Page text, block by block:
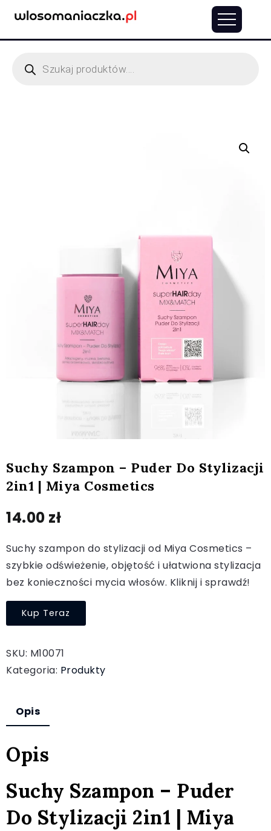
Suchy Szampon – Puder Do Stylizacji
2in1 | Miya Cosmetics
14.00 zł
Suchy szampon do stylizacji od Miya Cosmetics –
szybkie odświeżenie, objętość i ułatwiona stylizacja
bez konieczności mycia włosów. Kliknij i sprawdź!
Kup Teraz
SKU: M10071
Kategoria: Produkty
Opis
Opis
Suchy Szampon – Puder
Do Stylizacji 2in1 | Miya